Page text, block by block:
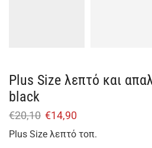
Plus Size λεπτό και
black
€20,10 €14,90
Plus Size λεπτό τοπ.